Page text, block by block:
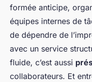
formée anticipe,
équipes internes de
de dépendre de
avec un service
fluide, c’est aussi
collaborateurs. Et